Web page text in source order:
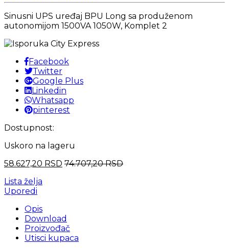
Sinusni UPS uređaj BPU Long sa produženom
autonomijom 1500VA 1050W, Komplet 2
Facebook
Twitter
Google Plus
Linkedin
Whatsapp
pinterest
Dostupnost:
Uskoro na lageru
58.627,20 RSD 74.707,20RSD
Lista želja
Uporedi
Opis
Download
Proizvođač
Utisci kupaca